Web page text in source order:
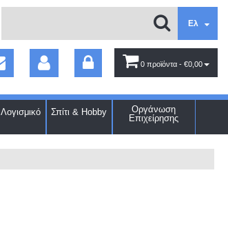
Ελ
0 προϊόντα - €0,00
Λογισμικό Σπίτι & Hobby
Οργάνωση
Επιχείρησης